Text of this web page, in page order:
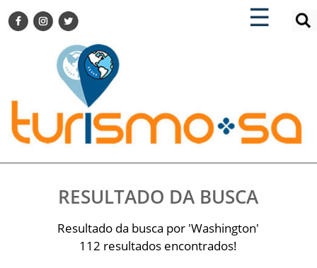
☰
×
TURISMO SA FOR BUSINESS
DESTINOS NACIONAIS
DESTINOS INTERNACIONAIS
CITY BREAK
TURISMO E MERCADO
EVENTOS
GASTRONOMIA
×
ENCONTRE SUA NOTÍCIA
RESULTADO DA BUSCA
Resultado da busca por 'Washington'
112 resultados encontrados!